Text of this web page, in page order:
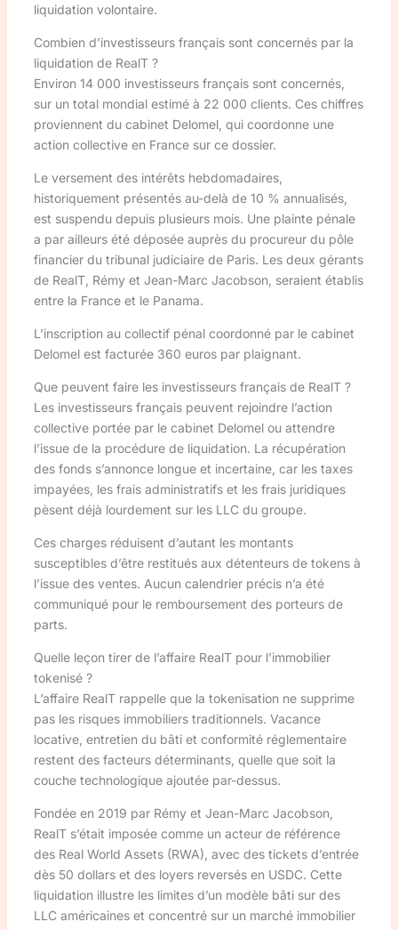
liquidation volontaire.
Combien d’investisseurs français sont concernés par la
liquidation de RealT ?
Environ 14 000 investisseurs français sont concernés,
sur un total mondial estimé à 22 000 clients. Ces chiffres
proviennent du cabinet Delomel, qui coordonne une
action collective en France sur ce dossier.
Le versement des intérêts hebdomadaires,
historiquement présentés au-delà de 10 % annualisés,
est suspendu depuis plusieurs mois. Une plainte pénale
a par ailleurs été déposée auprès du procureur du pôle
financier du tribunal judiciaire de Paris. Les deux gérants
de RealT, Rémy et Jean-Marc Jacobson, seraient établis
entre la France et le Panama.
L’inscription au collectif pénal coordonné par le cabinet
Delomel est facturée 360 euros par plaignant.
Que peuvent faire les investisseurs français de RealT ?
Les investisseurs français peuvent rejoindre l’action
collective portée par le cabinet Delomel ou attendre
l’issue de la procédure de liquidation. La récupération
des fonds s’annonce longue et incertaine, car les taxes
impayées, les frais administratifs et les frais juridiques
pèsent déjà lourdement sur les LLC du groupe.
Ces charges réduisent d’autant les montants
susceptibles d’être restitués aux détenteurs de tokens à
l’issue des ventes. Aucun calendrier précis n’a été
communiqué pour le remboursement des porteurs de
parts.
Quelle leçon tirer de l’affaire RealT pour l’immobilier
tokenisé ?
L’affaire RealT rappelle que la tokenisation ne supprime
pas les risques immobiliers traditionnels. Vacance
locative, entretien du bâti et conformité réglementaire
restent des facteurs déterminants, quelle que soit la
couche technologique ajoutée par-dessus.
Fondée en 2019 par Rémy et Jean-Marc Jacobson,
RealT s’était imposée comme un acteur de référence
des Real World Assets (RWA), avec des tickets d’entrée
dès 50 dollars et des loyers reversés en USDC. Cette
liquidation illustre les limites d’un modèle bâti sur des
LLC américaines et concentré sur un marché immobilier